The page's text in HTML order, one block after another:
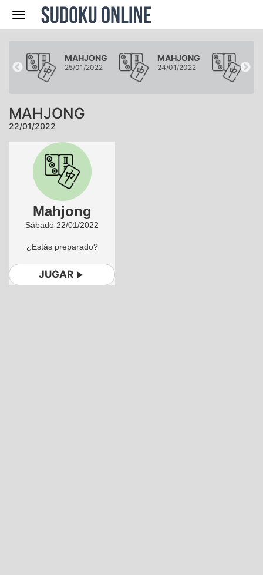
Navegación
MAHJONG
25/01/2022
MAHJONG
24/01/2022
MAHJONG
22/01/2022
Mahjong
Sábado 22/01/2022
¿Estás preparado?
JUGAR